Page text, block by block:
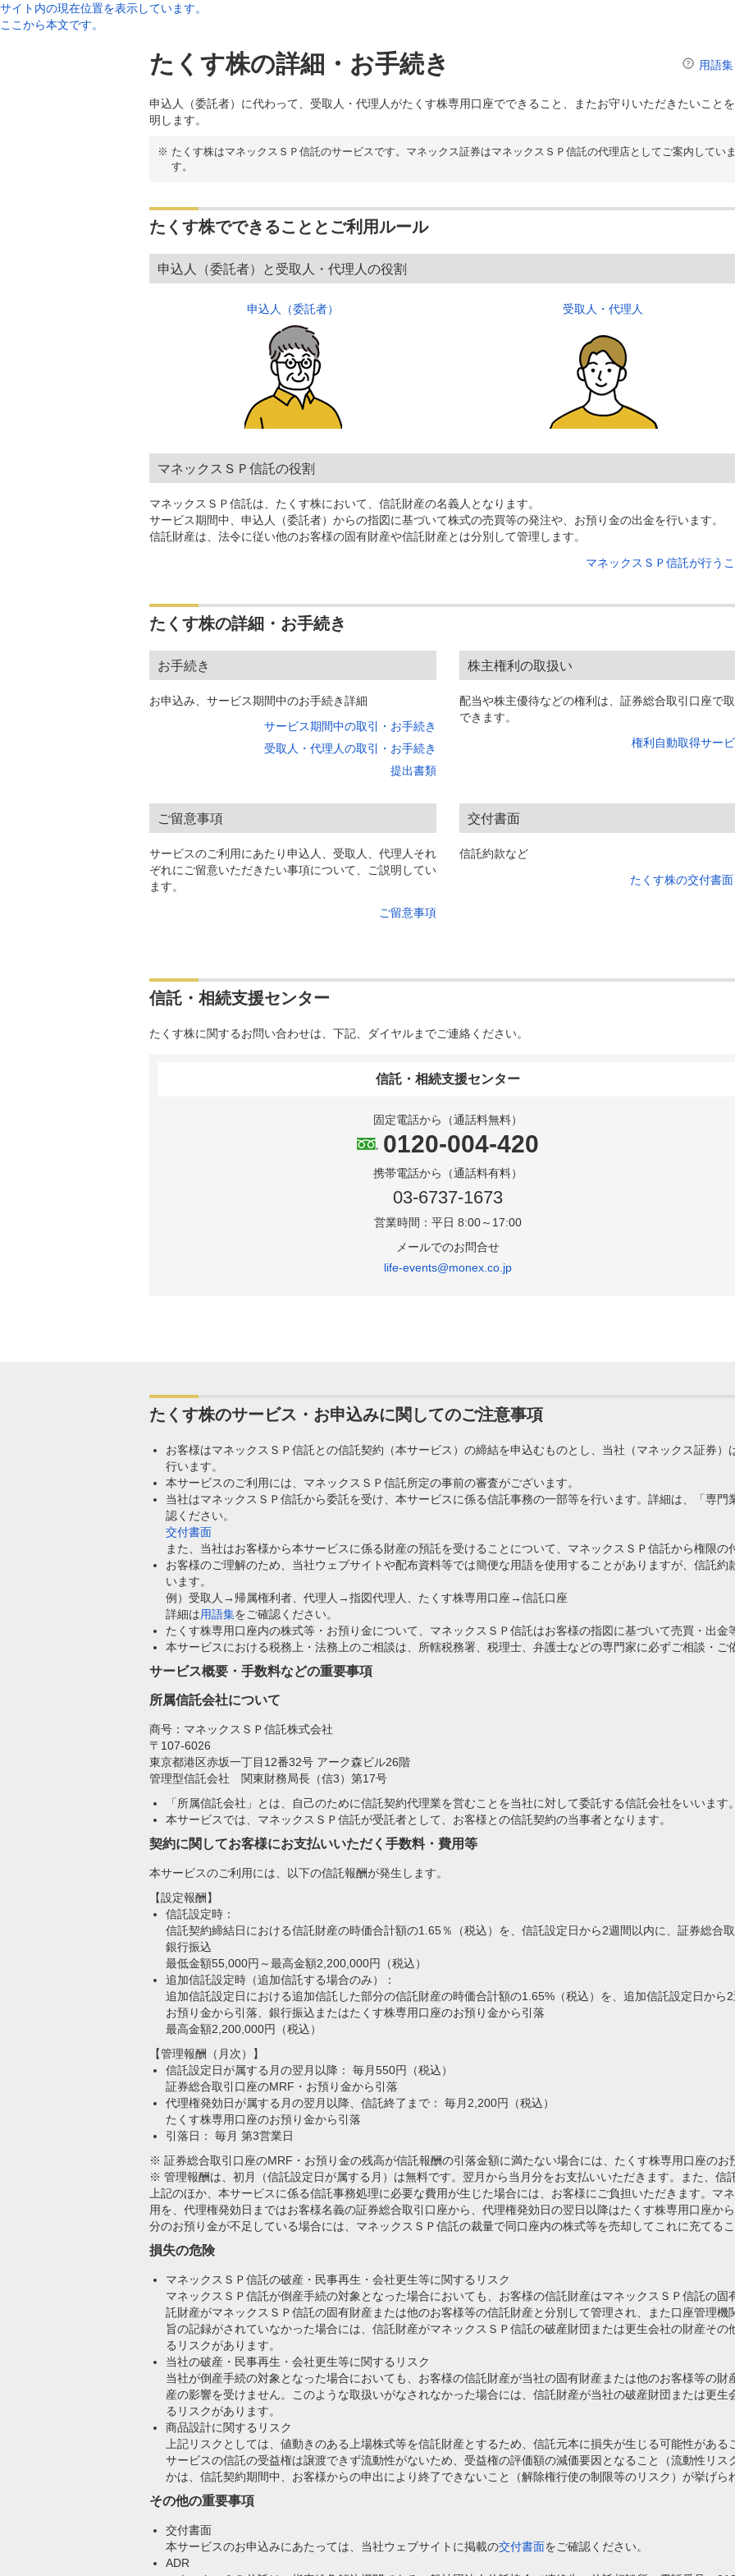
サイト内の現在位置を表示しています。
ここから本文です。
たくす株の詳細・お手続き 用語集
申込人（委託者）に代わって、受取人・代理人がたくす株専用口座でできること、またお守りいただきたいこと
明します。
※ たくす株はマネックスＳＰ信託のサービスです。マネックス証券はマネックスＳＰ信託の代理店としてご案内してい
す。
たくす株でできることとご利用ルール
申込人（委託者）と受取人・代理人の役割
申込人（委託者） 受取人・代理人
マネックスＳＰ信託の役割
マネックスＳＰ信託は、たくす株において、信託財産の名義人となります。
サービス期間中、申込人（委託者）からの指図に基づいて株式の売買等の発注や、お預り金の出金を行います。
信託財産は、法令に従い他のお客様の固有財産や信託財産とは分別して管理します。
マネックスＳＰ信託が行う
たくす株の詳細・お手続き
お手続き
お申込み、サービス期間中のお手続き詳細
サービス期間中の取引・お手続き
受取人・代理人の取引・お手続き
提出書類
株主権利の取扱い
配当や株主優待などの権利は、証券総合取引口座で
できます。
権利自動取得サー
ご留意事項
サービスのご利用にあたり申込人、受取人、代理人それ
ぞれにご留意いただきたい事項について、ご説明してい
ます。
ご留意事項
交付書面
信託約款など
たくす株の交付書面
信託・相続支援センター
たくす株に関するお問い合わせは、下記、ダイヤルまでご連絡ください。
信託・相続支援センター
携帯電話から（通話料有料）
03-6737-1673
固定電話から（通話料無料）
0120-004-420
営業時間：平日 8:00～17:00
メールでのお問合せ
life-events@monex.co.jp
たくす株のサービス・お申込みに関してのご注意事項
お客様はマネックスＳＰ信託との信託契約（本サービス）の締結を申込むものとし、当社（マネックス証券
行います。
本サービスのご利用には、マネックスＳＰ信託所定の事前の審査がございます。
当社はマネックスＳＰ信託から委託を受け、本サービスに係る信託事務の一部等を行います。詳細は、「専
認ください。
交付書面
また、当社はお客様から本サービスに係る財産の預託を受けることについて、マネックスＳＰ信託から権限の
お客様のご理解のため、当社ウェブサイトや配布資料等では簡便な用語を使用することがありますが、信託
います。
例）受取人→帰属権利者、代理人→指図代理人、たくす株専用口座→信託口座
詳細は用語集をご確認ください。
たくす株専用口座内の株式等・お預り金について、マネックスＳＰ信託はお客様の指図に基づいて売買・出金
本サービスにおける税務上・法務上のご相談は、所轄税務署、税理士、弁護士などの専門家に必ずご相談・ご
サービス概要・手数料などの重要事項
所属信託会社について
商号：マネックスＳＰ信託株式会社
〒107-6026
東京都港区赤坂一丁目12番32号 アーク森ビル26階
管理型信託会社 関東財務局長（信3）第17号
「所属信託会社」とは、自己のために信託契約代理業を営むことを当社に対して委託する信託会社をいいます
本サービスでは、マネックスＳＰ信託が受託者として、お客様との信託契約の当事者となります。
契約に関してお客様にお支払いいただく手数料・費用等
本サービスのご利用には、以下の信託報酬が発生します。
【設定報酬】
信託設定時：
信託契約締結日における信託財産の時価合計額の1.65％（税込）を、信託設定日から2週間以内に、証券総合
銀行振込
最低金額55,000円～最高金額2,200,000円（税込）
追加信託設定時（追加信託する場合のみ）：
追加信託設定日における追加信託した部分の信託財産の時価合計額の1.65%（税込）を、追加信託設定日から
お預り金から引落、銀行振込またはたくす株専用口座のお預り金から引落
最高金額2,200,000円（税込）
【管理報酬（月次）】
信託設定日が属する月の翌月以降： 毎月550円（税込）
証券総合取引口座のMRF・お預り金から引落
代理権発効日が属する月の翌月以降、信託終了まで： 毎月2,200円（税込）
たくす株専用口座のお預り金から引落
引落日： 毎月 第3営業日
※ 証券総合取引口座のMRF・お預り金の残高が信託報酬の引落金額に満たない場合には、たくす株専用口座の
※ 管理報酬は、初月（信託設定日が属する月）は無料です。翌月から当月分をお支払いいただきます。また、信
上記のほか、本サービスに係る信託事務処理に必要な費用が生じた場合には、お客様にご負担いただきます。マ
用を、代理権発効日まではお客様名義の証券総合取引口座から、代理権発効日の翌日以降はたくす株専用口座か
分のお預り金が不足している場合には、マネックスＳＰ信託の裁量で同口座内の株式等を売却してこれに充てる
損失の危険
マネックスＳＰ信託の破産・民事再生・会社更生等に関するリスク
マネックスＳＰ信託が倒産手続の対象となった場合においても、お客様の信託財産はマネックスＳＰ信託の
託財産がマネックスＳＰ信託の固有財産または他のお客様等の信託財産と分別して管理され、また口座管理
旨の記録がされていなかった場合には、信託財産がマネックスＳＰ信託の破産財団または更生会社の財産そ
るリスクがあります。
当社の破産・民事再生・会社更生等に関するリスク
当社が倒産手続の対象となった場合においても、お客様の信託財産が当社の固有財産または他のお客様等の
産の影響を受けません。このような取扱いがなされなかった場合には、信託財産が当社の破産財団または更
るリスクがあります。
商品設計に関するリスク
上記リスクとしては、値動きのある上場株式等を信託財産とするため、信託元本に損失が生じる可能性があ
サービスの信託の受益権は譲渡できず流動性がないため、受益権の評価額の減価要因となること（流動性リ
かは、信託契約期間中、お客様からの申出により終了できないこと（解除権行使の制限等のリスク）が挙げら
その他の重要事項
交付書面
本サービスのお申込みにあたっては、当社ウェブサイトに掲載の交付書面をご確認ください。
ADR